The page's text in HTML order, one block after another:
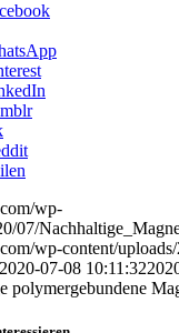
wp-
07/
wp-content/
2020-07-08 10:11:32
polymergebundene